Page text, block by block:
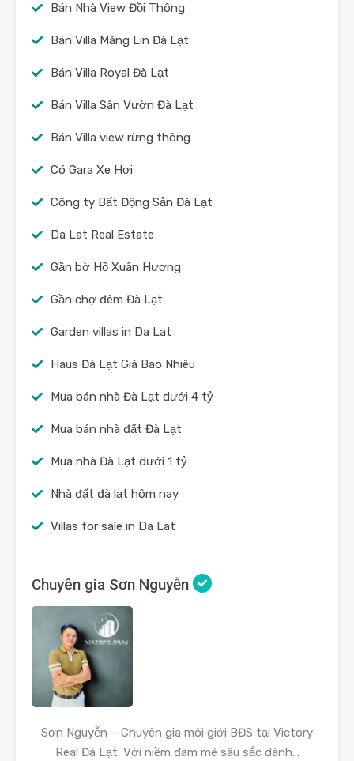
Bán Nhà View Đồi Thông
Bán Villa Măng Lin Đà Lạt
Bán Villa Royal Đà Lạt
Bán Villa Sân Vườn Đà Lạt
Bán Villa view rừng thông
Có Gara Xe Hơi
Công ty Bất Động Sản Đà Lạt
Da Lat Real Estate
Gần bờ Hồ Xuân Hương
Gần chợ đêm Đà Lạt
Garden villas in Da Lat
Haus Đà Lạt Giá Bao Nhiêu
Mua bán nhà Đà Lạt dưới 4 tỷ
Mua bán nhà đất Đà Lạt
Mua nhà Đà Lạt dưới 1 tỷ
Nhà đất đà lạt hôm nay
Villas for sale in Da Lat
Chuyên gia Sơn Nguyễn
Sơn Nguyễn – Chuyên gia môi giới BĐS tại Victory
Real Đà Lạt. Với niềm đam mê sâu sắc dành…